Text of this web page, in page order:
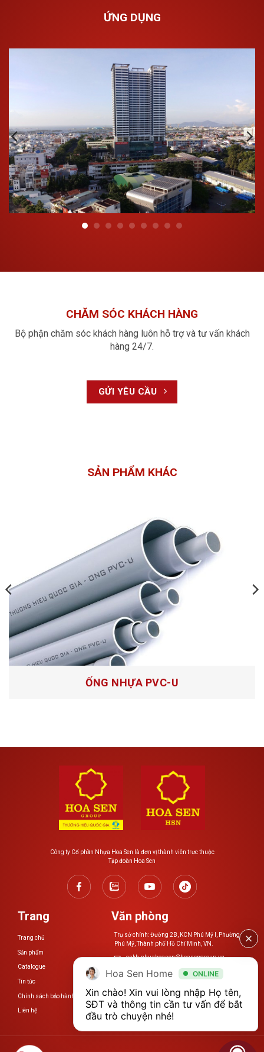
Độ bền cơ học và độ chịu va đập cao;
Xu hướng đóng cặn và tỷ trọng ống thấp;
Trọng lượng nhẹ, dễ di chuyển;
Phương pháp hàn nhiệt giúp hệ thống đồng nhất hơn
khi lắp đặt, độ bền mối nối cao;
Độ dẫn nhiệt thấp nên ít bị thất thoát nhiệt lượng khi
dẫn nước nóng;
Chi phí lắp đặt thấp;
Tuổi thọ cao trên 50 năm.
Tính chất vật lý:
STT Tính chất vật lý
Thông số
Tính chất hóa học:
Các loại dung dịch axit
Các axit đậm đặc có tính
Các loại dung môi yếu
Gia nhiệt đầu ống và khớp nối cần hàn;
Câu hỏi về sản phẩm
Ống nhựa PP-R
ỨNG DỤNG
CHĂM SÓC KHÁCH HÀNG
Bộ phận chăm sóc khách hàng luôn hỗ trợ và tư vấn khách
hàng 24/7.
GỬI YÊU CẦU
SẢN PHẨM KHÁC
ỐNG NHỰA PVC-U
Công ty Cổ phần Nhựa Hoa Sen là đơn vị thành viên trực thuộc
Tập đoàn Hoa Sen
Trang
Trang chủ
Sản phẩm
Catalogue
Tin tức
Chính sách bảo hành
Liên hệ
Văn phòng
Trụ sở chính: Đường 2B, KCN Phú Mỹ I, Phường
Phú Mỹ, Thành phố Hồ Chí Minh, VN.
cskh.nhuahoasen@hoasengroup.vn
0254 3923 888
www.nhuahoasen.vn
Hoa Sen Home ONLINE
Xin chào! Xin vui lòng nhập Họ tên,
SĐT và thông tin cần tư vấn để bắt
đầu trò chuyện nhé!